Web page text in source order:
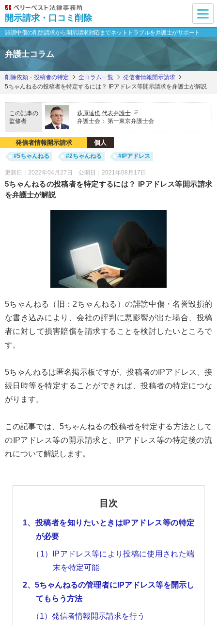
開示請求・口コミ削除
誹謗中傷の削除請求から開示請求対応までネットトラブルを弁護士がサポート
弁護士コラム
削除依頼・投稿者の特定 全コラム一覧
発信者情報開示請求
5ちゃんねるの投稿者を特定するには？ IPアドレス等開示請求を弁護士が解説
この記事の
監修者
萩原達也 代表弁護士
弁護士会： 第一東京弁護士会
発信者情報開示請求 個人
更新日：2022年04月27日 公開日：2021年08月17日
5ちゃんねるの投稿者を特定するには？ IPアドレス等開示請求
を弁護士が解説
5ちゃんねる（旧：2ちゃんねる）の誹謗中傷・名誉毀損的
な書き込みにより、会社の評判に悪影響が出た場合、投稿
者に対して損害賠償を請求することを検討したいところで
す。
5ちゃんねるは匿名掲示板ですが、投稿者のIPアドレス、接
続日時等を特定することができれば、投稿者の特定につな
がります。
この記事では、5ちゃんねるの投稿者を特定する方法として
のIPアドレス等の開示請求と、IPアドレス等の特定後の流
れについて解説します。
#5ちゃんねる #2ちゃんねる #IPアドレス
目次
1、投稿者を知りたいときはIPアドレス等の特定
が必要
（1）IPアドレス等により投稿に使用された端
末を特定可能
2、5ちゃんねるの管理者にIPアドレス等を開示し
てもらう方法
（1）発信者情報開示請求を行う